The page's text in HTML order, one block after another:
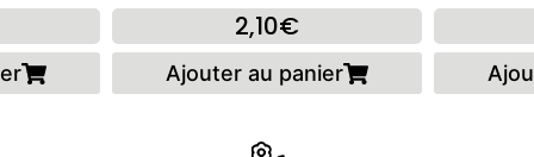
2,10€
Ajouter au panier